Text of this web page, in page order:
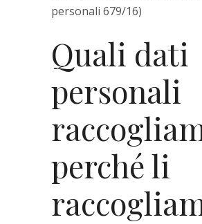
personali 679/16)
Quali dati
personali
perché li